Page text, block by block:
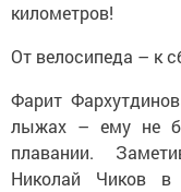
километров!
От велосипеда – к
Фарит
лыжах – ему не
плавании.
Николай Чиков в